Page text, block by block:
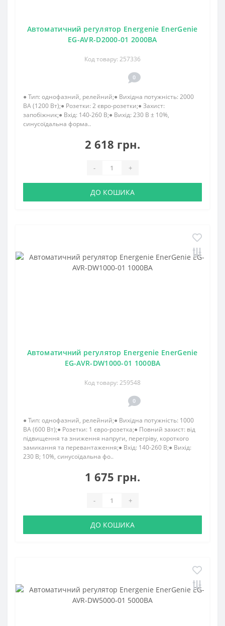
Автоматичний регулятор Energenie EnerGenie
EG-AVR-D2000-01 2000ВА
Код товару: 257336
0
● Тип: однофазний, релейний;● Вихідна потужність: 2000
ВА (1200 Вт);● Розетки: 2 євро-розетки;● Захист:
запобіжник;● Вхід: 140-260 В;● Вихід: 230 В ± 10%,
синусоїдальна форма..
2 618 грн.
- +
ДО КОШИКА
Автоматичний регулятор Energenie EnerGenie
EG-AVR-DW1000-01 1000ВА
Код товару: 259548
0
● Тип: однофазний, релейний;● Вихідна потужність: 1000
ВА (600 Вт);● Розетки: 1 євро-розетка;● Повний захист: від
підвищення та зниження напруги, перегріву, короткого
замикання та перевантаження;● Вхід: 140-260 В;● Вихід:
230 В; 10%, синусоїдальна фо..
1 675 грн.
- +
ДО КОШИКА